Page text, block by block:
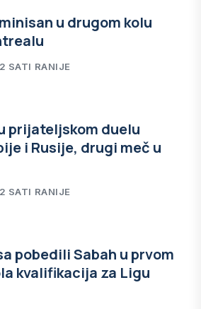
u drugom kolu
2 SATI RANIJE
prijateljskom duelu
i Rusije, drugi meč u
2 SATI RANIJE
pobedili Sabah u prvom
kvalifikacija za Ligu